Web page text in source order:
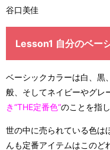
谷口美佳
Lesson1 自分のベー
ベーシックカラーは白、黒
般、そしてネイビーやグレ
き“THE定番色“のことを指し
世の中に売られている色は
んも定番アイテムはこのど